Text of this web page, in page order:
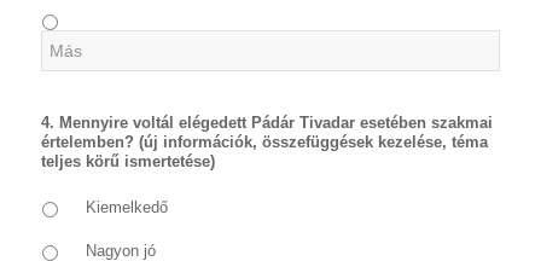
4. Mennyire voltál elégedett Pádár Tivadar esetében szakmai
értelemben? (új információk, összefüggések kezelése, téma
teljes körű ismertetése)
Kiemelkedő
Nagyon jó